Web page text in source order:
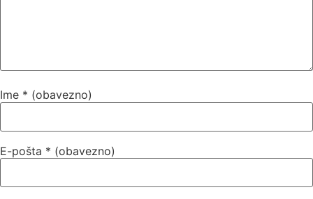
Ime * (obavezno)
E-pošta * (obavezno)